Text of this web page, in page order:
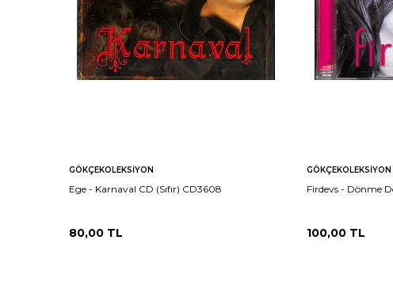
GÖKÇEKOLEKSIYON
Ege - Karnaval CD (Sıfır) CD3608
80,00 TL
GÖKÇEKOLEKSIYON
Firdevs - Dönme
100,00 TL